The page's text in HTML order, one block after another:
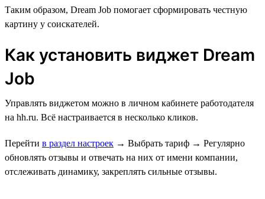
Таким образом, Dream Job помогает сформировать честную
картину у соискателей.
Как установить виджет Dream
Job
Управлять виджетом можно в личном кабинете работодателя
на hh.ru. Всё настраивается в несколько кликов.
Перейти в раздел настроек → Выбрать тариф → Регулярно
обновлять отзывы и отвечать на них от имени компании,
отслеживать динамику, закреплять сильные отзывы.